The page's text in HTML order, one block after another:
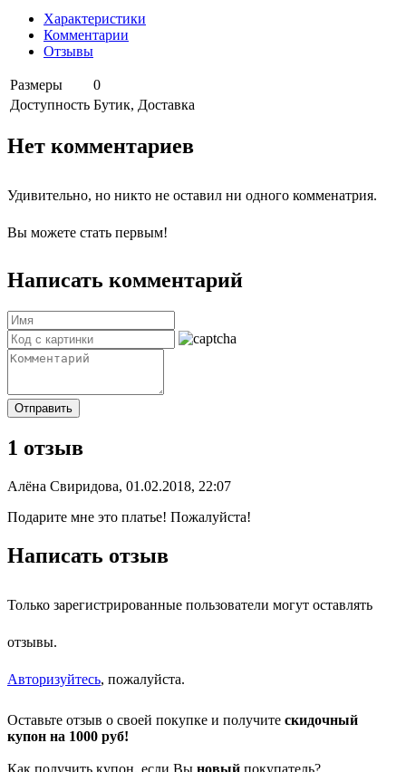
Характеристики
Комментарии
Отзывы
Размеры
0
Доступность Бутик, Доставка
Нет комментариев
Удивительно, но никто не оставил ни одного комменатрия.
Вы можете стать первым!
Написать комментарий
Отправить
1 отзыв
Алёна Свиридова, 01.02.2018, 22:07
Подарите мне это платье! Пожалуйста!
Написать отзыв
Только зарегистрированные пользователи могут оставлять
отзывы.
Авторизуйтесь, пожалуйста.
Оставьте отзыв о своей покупке и получите скидочный
купон на 1000 руб!
Как получить купон, если Вы новый покупатель?